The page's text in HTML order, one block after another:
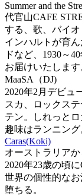
Summer and the
代官山CAFE
する、歌、バイ
インハルトが育
ドなど、1930～
お届けいたします
MaaSA（DJ)
2020年2月デビュ
スカ、ロックス
テン。しれっとロ
趣味はランニング
Caras(Koki)
オーストラリア
2020年23歳の頃に
世界の個性的な
堕ちる。